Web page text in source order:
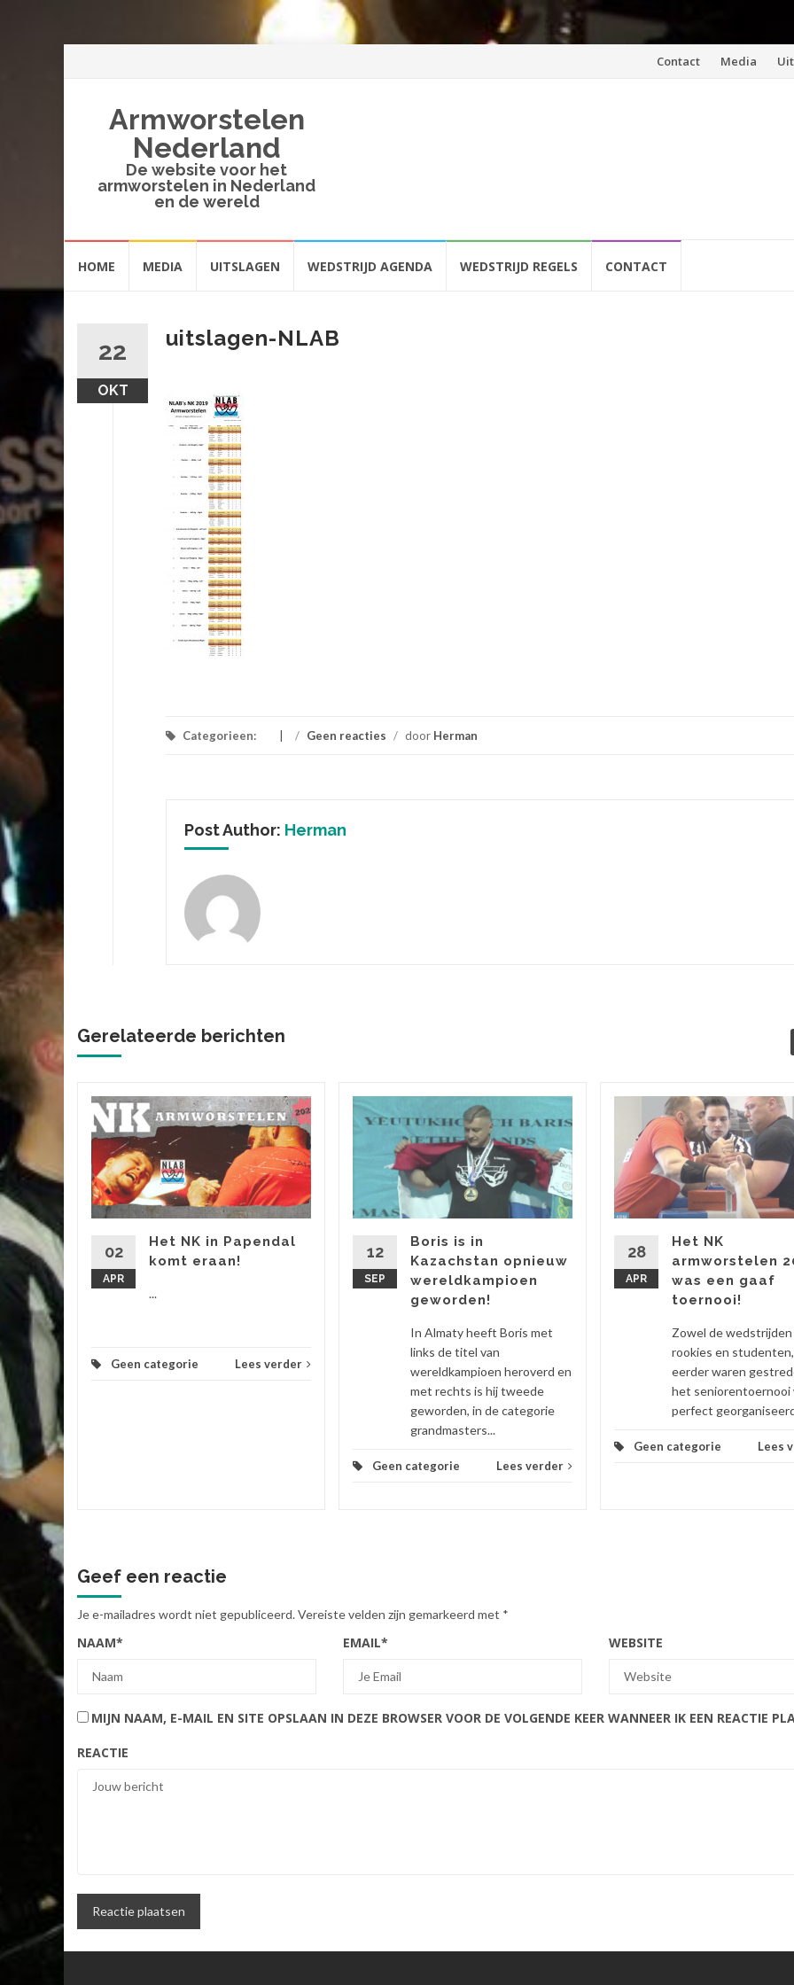
Spring
Contact Media
Armworstelen
Nederland
De website voor het
armworstelen in Nederland
en de wereld
naarHOME MEDIA UITSLAGEN WEDSTRIJD AGENDA WEDSTRIJD REGELS CONTACT
22
OKT
uitslagen-NLAB
Categorieen: / Geen reacties / door Herman
Post Author: Herman
Gerelateerde berichten
jaar
verder
02
APR
Het NK in Papendal
komt eraan!
...
Geen categorie Lees verder
12
SEP
Boris is in
Kazachstan opnieuw
wereldkampioen
geworden!
In Almaty heeft Boris met
links de titel van
wereldkampioen heroverd en
met rechts is hij tweede
geworden, in de categorie
grandmasters...
Geen categorie Lees verder
28
APR
Het NK
armworstelen
was een gaaf
toernooi!
Zowel de wedstrijden
rookies en
eerder waren
het seniorentoernooi
perfect
Geen categorie Lees
Geef een reactie
Je e-mailadres wordt niet gepubliceerd.Vereiste velden zijn gemarkeerd met *
NAAM* EMAIL* WEBSITE
MIJN NAAM, E-MAIL EN SITE OPSLAAN IN DEZE BROWSER VOOR DE VOLGENDE KEER WANNEER IK EEN REACTIE
REACTIE